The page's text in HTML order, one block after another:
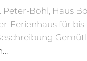
Peter-Böhl, Haus
Ferienhaus für